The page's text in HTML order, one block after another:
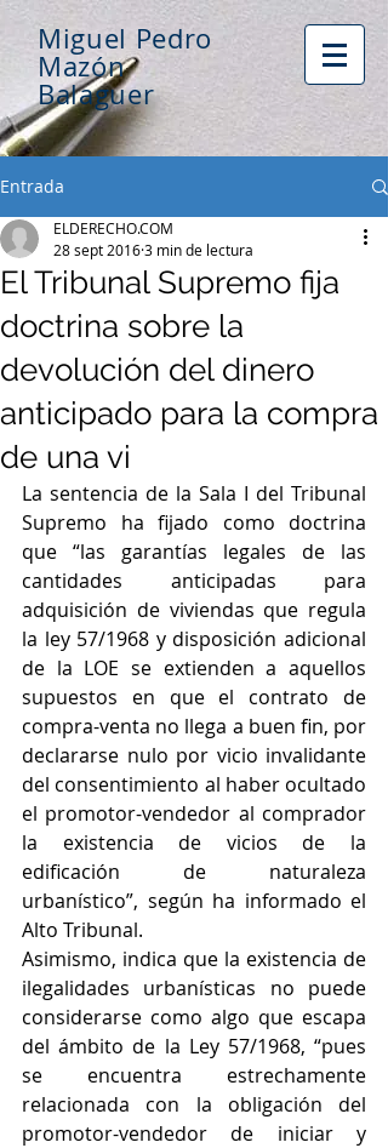
Miguel Pedro
Mazón
Balaguer
Entrada
El Tribunal Supremo fija
doctrina sobre la
devolución del dinero
anticipado para la compra
de una vi
ELDERECHO.COM
28 sept 20163 min de lectura
La sentencia de la Sala I del Tribunal
Supremo ha fijado como doctrina
que “las garantías legales de las
cantidades anticipadas para
adquisición de viviendas que regula
la ley 57/1968 y disposición adicional
de la LOE se extienden a aquellos
supuestos en que el contrato de
compra-venta no llega a buen fin, por
declararse nulo por vicio invalidante
del consentimiento al haber ocultado
el promotor-vendedor al comprador
la existencia de vicios de la
edificación de naturaleza
urbanístico”, según ha informado el
Alto Tribunal.
Asimismo, indica que la existencia de
ilegalidades urbanísticas no puede
considerarse como algo que escapa
del ámbito de la Ley 57/1968, “pues
se encuentra estrechamente
relacionada con la obligación del
promotor-vendedor de iniciar y